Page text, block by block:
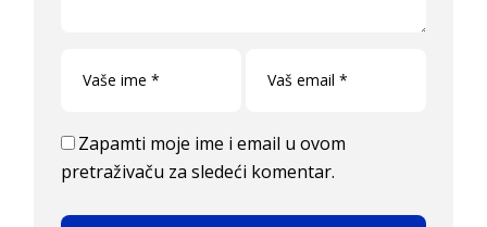
Zapamti moje ime i email u ovom
pretraživaču za sledeći komentar.